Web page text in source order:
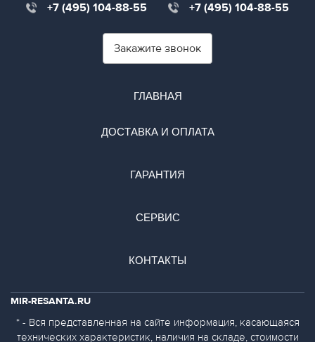
+7 (495) 104-88-55 +7 (495) 104-88-55
Закажите звонок
ГЛАВНАЯ
ДОСТАВКА И ОПЛАТА
ГАРАНТИЯ
СЕРВИС
КОНТАКТЫ
MIR-RESANTA.RU
* - Вся представленная на сайте информация, касающаяся
технических характеристик, наличия на складе, стоимости